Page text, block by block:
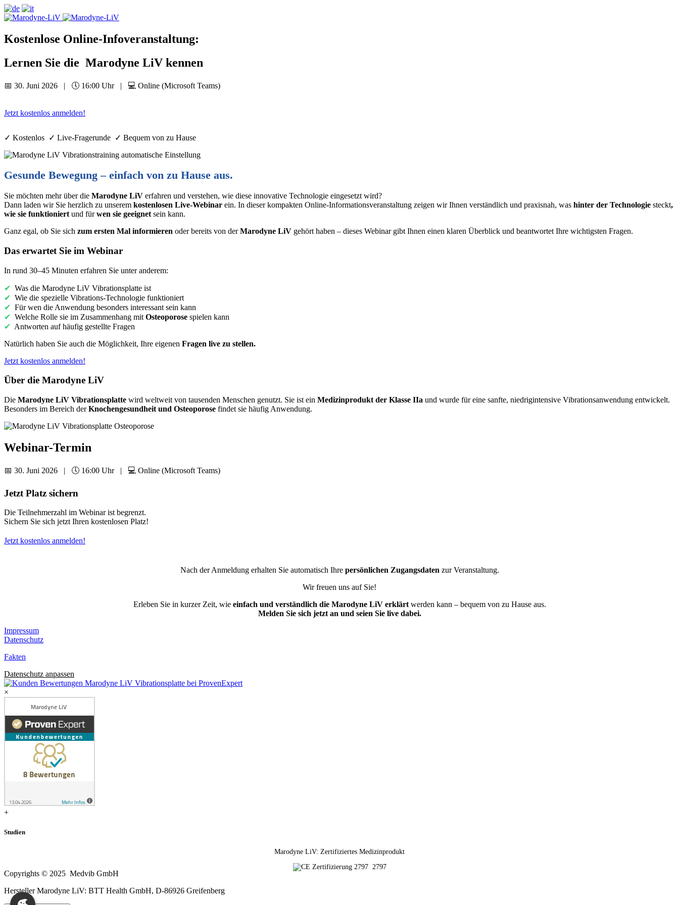
Kostenlose Online-Infoveranstaltung:
Lernen Sie die Marodyne LiV kennen
📅 30. Juni 2026 | 🕔 16:00 Uhr | 💻 Online (Microsoft Teams)
Jetzt kostenlos anmelden!
✓ Kostenlos ✓ Live-Fragerunde ✓ Bequem von zu Hause
Gesunde Bewegung – einfach von zu Hause aus.
Sie möchten mehr über die Marodyne LiV erfahren und verstehen, wie diese innovative Technologie eingesetzt wird?
Dann laden wir Sie herzlich zu unserem kostenlosen Live-Webinar ein. In dieser kompakten Online-Informationsveranstaltung zeigen wir Ihnen verständlich und praxisnah, was hinter der Technologie steckt,
wie sie funktioniert und fürwen sie geeignet sein kann.
Ganz egal, ob Sie sich zum ersten Mal informieren oder bereits von derMarodyne LiV gehört haben – dieses Webinar gibt Ihnen einen klaren Überblick und beantwortet Ihre wichtigsten Fragen.
Das erwartet Sie im Webinar
In rund 30–45 Minuten erfahren Sie unter anderem:
✔ Was die Marodyne LiV Vibrationsplatte ist
✔ Wie die spezielle Vibrations-Technologie funktioniert
✔ Für wen die Anwendung besonders interessant sein kann
✔ Welche Rolle sie im Zusammenhang mit Osteoporose spielen kann
✔ Antworten auf häufig gestellte Fragen
Natürlich haben Sie auch die Möglichkeit, Ihre eigenen Fragen live zu stellen.
Jetzt kostenlos anmelden!
Über die Marodyne LiV
Die Marodyne LiV Vibrationsplatte wird weltweit von tausenden Menschen genutzt. Sie ist ein Medizinprodukt der Klasse IIa und wurde für eine sanfte, niedrigintensive Vibrationsanwendung entwickelt.
Besonders im Bereich derKnochengesundheit und Osteoporose findet sie häufig Anwendung.
Webinar-Termin
📅 30. Juni 2026 | 🕔 16:00 Uhr | 💻 Online (Microsoft Teams)
Jetzt Platz sichern
Die Teilnehmerzahl im Webinar ist begrenzt.
Sichern Sie sich jetzt Ihren kostenlosen Platz!
Jetzt kostenlos anmelden!
Nach der Anmeldung erhalten Sie automatisch Ihre persönlichen Zugangsdaten zur Veranstaltung.
Wir freuen uns auf Sie!
Erleben Sie in kurzer Zeit, wie einfach und verständlich die Marodyne LiV erklärtwerden kann – bequem von zu Hause aus.
Melden Sie sich jetzt an und seien Sie live dabei.
Impressum
Datenschutz
Fakten
Datenschutz anpassen
×
+
Studien
Marodyne LiV: Zertifiziertes Medizinprodukt
2797
Copyrights © 2025 Medvib GmbH
Hersteller Marodyne LiV: BTT Health GmbH, D-86926 Greifenberg